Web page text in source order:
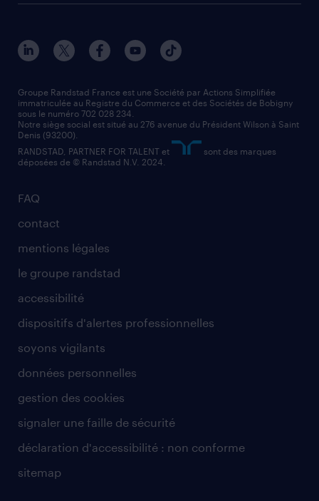
manutentionnaire
assistant administratif
comptable
contact entreprise
faq intérim / recrutement
nos agences par ville
nos agences par région
nos cabinets de recrutement
FAQ
contact
mentions légales
le groupe randstad
accessibilité
dispositifs d'alertes professionnelles
soyons vigilants
données personnelles
gestion des cookies
signaler une faille de sécurité
déclaration d'accessibilité : non conforme
sitemap
Groupe Randstad France est une Société par Actions Simplifiée
immatriculée au Registre du Commerce et des Sociétés de Bobigny
sous le numéro 702 028 234.
Notre siège social est situé au 276 avenue du Président Wilson à Saint
Denis (93200).
RANDSTAD, PARTNER FOR TALENT et
sont des marques
déposées de © Randstad N.V. 2024.